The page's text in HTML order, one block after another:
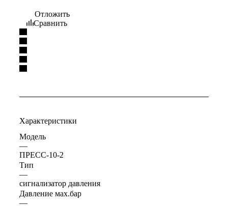
Отложить
Сравнить
Характеристики
Модель
—
ПРЕСС-10-2
Тип
—
сигнализатор давления
Давление мах.бар
—